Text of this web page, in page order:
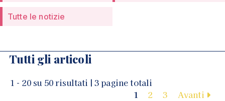
Tutte le notizie
Tutti gli articoli
1 - 20 su 50 risultati | 3 pagine totali
1
2 3 Avanti